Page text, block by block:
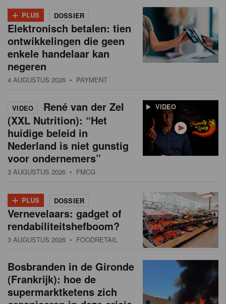
+ PLUS DOSSIER
Elektronisch betalen: tien
ontwikkelingen die geen
enkele handelaar kan
negeren
4 AUGUSTUS 2026 • PAYMENT
VIDEO
VIDEO
René van der Zel
(XXL Nutrition): “Het
huidige beleid in
Nederland is niet gunstig
voor ondernemers”
3 AUGUSTUS 2026 • FMCG
+ PLUS DOSSIER
Vernevelaars: gadget of
rendabiliteitshefboom?
3 AUGUSTUS 2026 • FOODRETAIL
Bosbranden in de Gironde
(Frankrijk): hoe de
supermarktketens zich